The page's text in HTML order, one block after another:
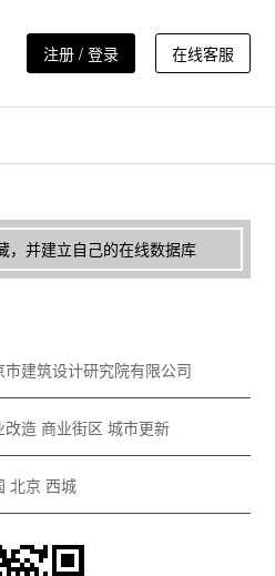
注册 / 登录 在线客服
，并建立自己的在线数据库
市建筑设计研究院有限公司
改造 商业街区 城市更新
北京 西城